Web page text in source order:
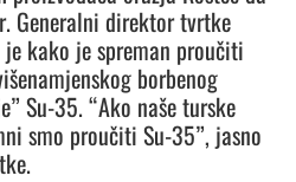
Generalni direktor tvrtke
kako je spreman proučiti
borbenog
Su-35. “Ako naše turske
smo proučiti Su-35”, jasno